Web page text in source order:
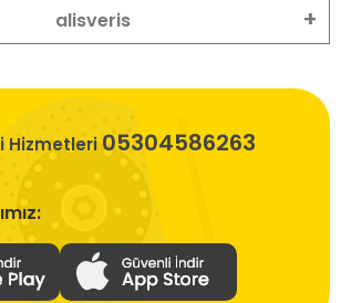
alisveris
Hizmetleri 05304586263